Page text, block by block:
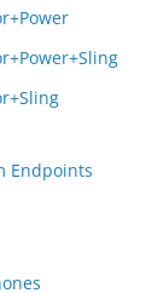
Endpoints